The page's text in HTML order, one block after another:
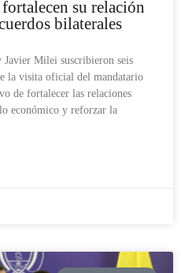
su relación
bilaterales
Javier Milei suscribieron seis
la visita oficial del mandatario
de fortalecer las relaciones
económico y reforzar la